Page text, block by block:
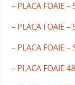
– PLACA FOAIE
– PLACA FOAIE
– PLACA FOAIE
– PLACA FOAIE